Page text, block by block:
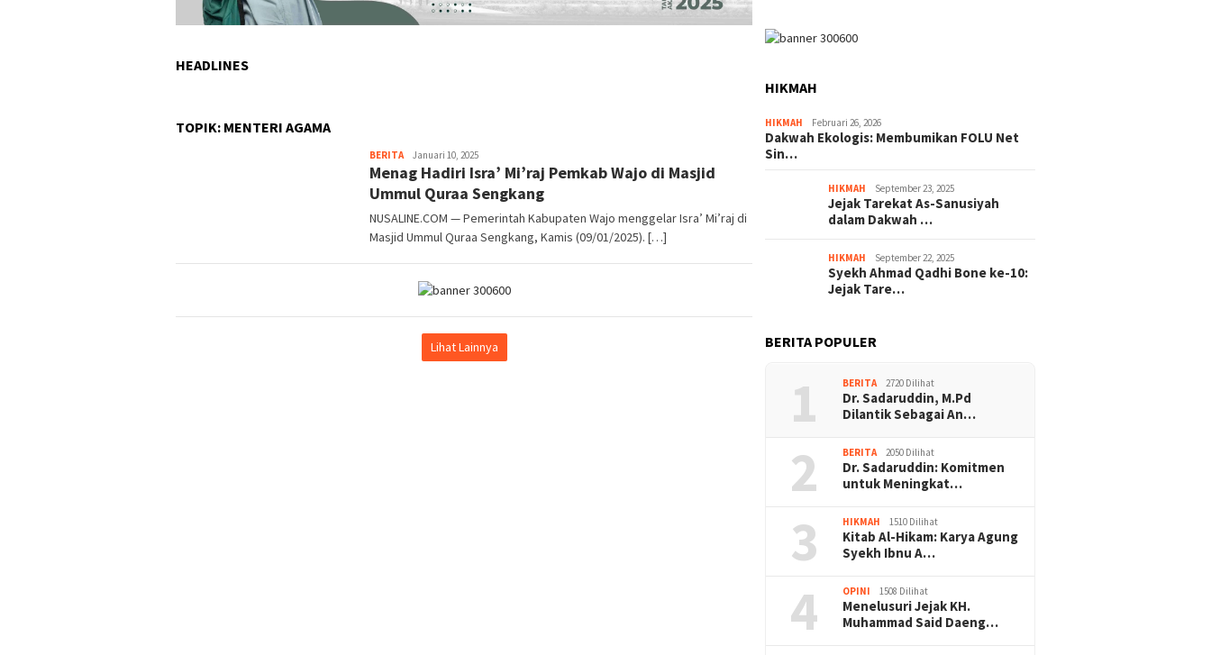
HEADLINES
TOPIK: MENTERI AGAMA
BERITAUsman
Pala
Januari 10, 2025
Menag Hadiri Isra’ Mi’raj Pemkab Wajo di Masjid
Ummul Quraa Sengkang
NUSALINE.COM — Pemerintah Kabupaten Wajo menggelar Isra’ Mi’raj di
Masjid Ummul Quraa Sengkang, Kamis (09/01/2025). […]
Lihat Lainnya
HIKMAH
HIKMAH Februari 26, 2026
Dakwah Ekologis: Membumikan FOLU Net
Sin…
HIKMAH September 23, 2025
Jejak Tarekat As-Sanusiyah
dalam Dakwah …
HIKMAH September 22, 2025
Syekh Ahmad Qadhi Bone ke-10:
Jejak Tare…
BERITA POPULER
1 BERITA 2720 Dilihat
Dr. Sadaruddin, M.Pd
Dilantik Sebagai An…
2 BERITA 2050 Dilihat
Dr. Sadaruddin: Komitmen
untuk Meningkat…
3 HIKMAH 1510 Dilihat
Kitab Al-Hikam: Karya Agung
Syekh Ibnu A…
4 OPINI 1508 Dilihat
Menelusuri Jejak KH.
Muhammad Said Daeng…